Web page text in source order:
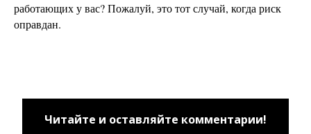
работающих у вас? Пожалуй, это тот случай, когда риск
оправдан.
Читайте и оставляйте комментарии!